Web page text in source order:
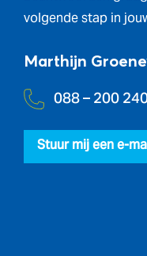
volgende stap in
Marthijn
088 – 200
Stuur mij een e-